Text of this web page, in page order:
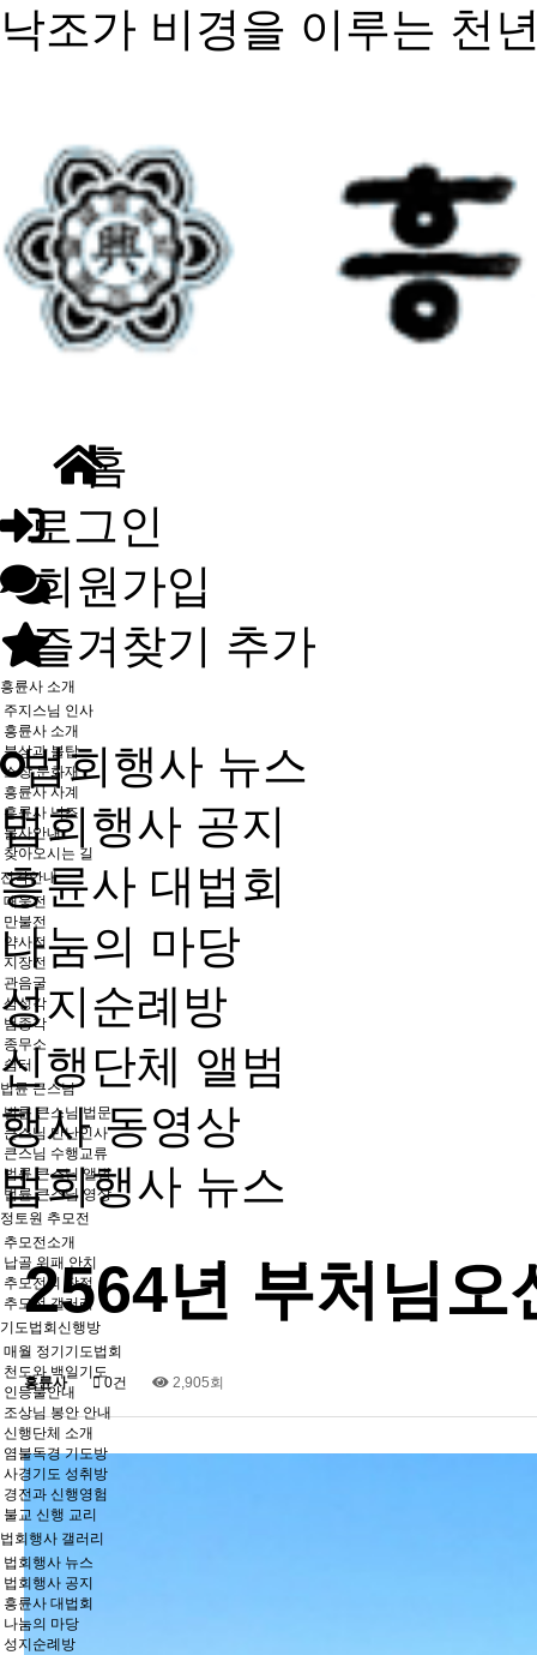
낙조가 비경을 이루는 천
홈
로그인
회원가입
즐겨찾기 추가
흥륜사 소개
주지스님 인사
흥륜사 소개
불상과 불탑
소장 문화재
흥륜사 사계
흥륜사 낙조
불사안내
찾아오시는 길
전각안내
대웅전
만불전
약사전
지장전
관음굴
삼성각
범종각
종무소
쉼터
법륜 큰스님
법륜 큰스님 법문
큰스님 만난인사
큰스님 수행교류
법륜 큰스님 앨범
법륜 큰스님 영상
정토원 추모전
추모전소개
납골 위패 안치
추모전의 장점
추모전 갤러리
기도법회신행방
매월 정기기도법회
천도와 백일기도
인등불안내
조상님 봉안 안내
신행단체 소개
염불독경 기도방
사경기도 성취방
경전과 신행영험
불교 신행 교리
법회행사 갤러리
법회행사 뉴스
법회행사 공지
흥륜사 대법회
나눔의 마당
성지순례방
법회행사 뉴스
법회행사 공지
흥륜사 대법회
나눔의 마당
성지순례방
신행단체 앨범
행사 동영상
법회행사 뉴스
2564년 부처님오
흥륜사 0건 2,905회